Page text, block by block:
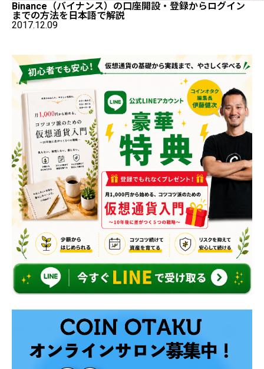
Binance（バイナンス）の口座開設・登録からログイン
までの方法を日本語で解説
2017.12.09